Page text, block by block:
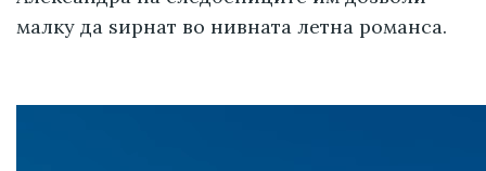
малку да ѕирнат во нивната летна романса.